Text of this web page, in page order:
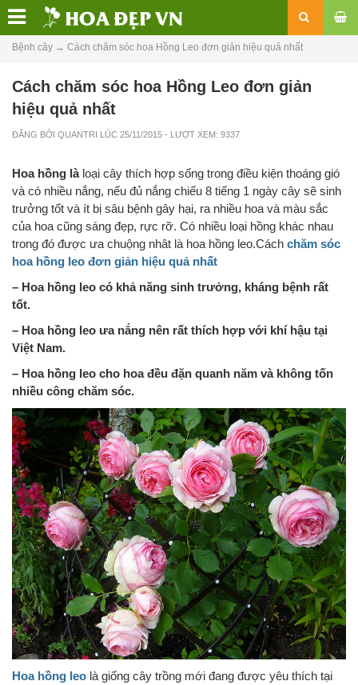
Bệnh cây → Cách chăm sóc hoa Hồng Leo đơn giản hiệu quả nhất
Cách chăm sóc hoa Hồng Leo đơn giản
hiệu quả nhất
ĐĂNG BỞI QUANTRI LÚC 25/11/2015 - LƯỢT XEM: 9337
Hoa hồng làloại cây thích hợp sống trong điều kiện thoáng gió
và có nhiều nắng, nếu đủ nắng chiếu 8 tiếng 1 ngày cây sẽ sinh
trưởng tốt và ít bị sâu bệnh gây hại, ra nhiều hoa và màu sắc
của hoa cũng sáng đẹp, rực rỡ. Có nhiều loại hồng khác nhau
trong đó được ưa chuộng nhât là hoa hồng leo.Cách chăm sóc
hoa hồng leo đơn giản hiệu quả nhất
– Hoa hồng leo có khả năng sinh trưởng, kháng bệnh rất
tốt.
– Hoa hồng leo ưa nắng nên rất thích hợp với khí hậu tại
Việt Nam.
– Hoa hồng leo cho hoa đều đặn quanh năm và không tốn
nhiều công chăm sóc.
Hoa hồng leo là giống cây trồng mới đang được yêu thích tại